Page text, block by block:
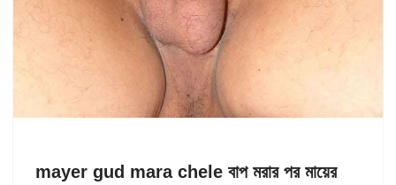
mayer gud mara chele বাপ মরার পর মায়ের